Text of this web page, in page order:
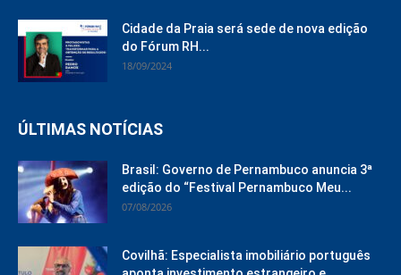
Cidade da Praia será sede de nova edição
do Fórum RH...
18/09/2024
ÚLTIMAS NOTÍCIAS
Brasil: Governo de Pernambuco anuncia 3ª
edição do “Festival Pernambuco Meu...
07/08/2026
Covilhã: Especialista imobiliário português